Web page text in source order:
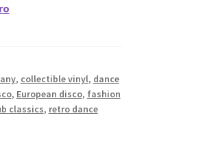
, collectible vinyl, dance
, European disco, fashion
classics, retro dance